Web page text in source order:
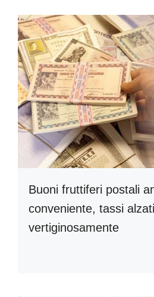
Buoni fruttiferi postali
conveniente, tassi alzati
vertiginosamente